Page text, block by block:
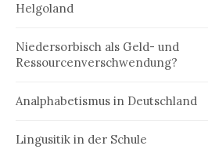
Helgoland
Niedersorbisch als Geld- und
Ressourcenverschwendung?
Analphabetismus in Deutschland
Lingusitik in der Schule